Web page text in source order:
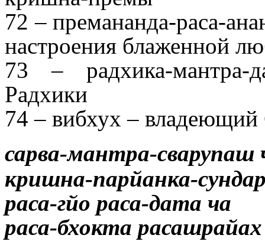
72 – премананда-раса-
настроения блаженной
73 – радхика-
Радхики
74 – вибхух –
сарва-мантра-сварупаш
кришна-парйанка-
раса-гйо раса-дата ча
раса-бхокта расашрайах